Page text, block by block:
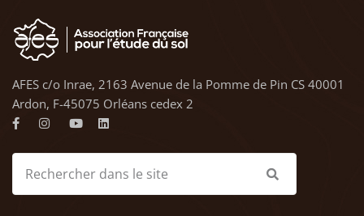
AFES c/o Inrae, 2163 Avenue de la Pomme de Pin CS 40001
Ardon, F-45075 Orléans cedex 2